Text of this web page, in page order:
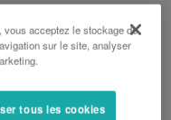
acceptez le stockage de
sur le site, analyser
tous les cookies